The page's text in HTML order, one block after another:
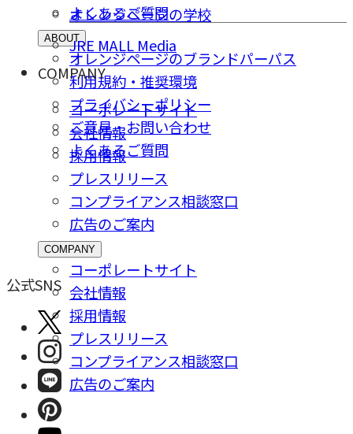
オレンジページの学校
JRE MALL Media
よくあるご質問
ABOUT
オレンジページのブランドパーパス
利用規約・推奨環境
プライバシーポリシー
ご意⾒・お問い合わせ
よくあるご質問
COMPANY
コーポレートサイト
会社情報
採⽤情報
プレスリリース
コンプライアンス相談窓⼝
広告のご案内
COMPANY
コーポレートサイト
会社情報
採⽤情報
プレスリリース
コンプライアンス相談窓⼝
広告のご案内
公式SNS